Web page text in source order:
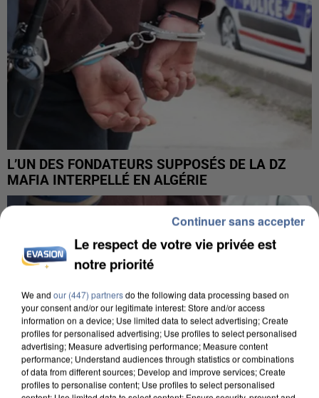
L’UN DES FONDATEURS SUPPOSÉS DE LA DZ
MAFIA INTERPELLÉ EN ALGÉRIE
Le respect de votre vie privée est
notre priorité
We and our (447) partnersdo the following data processing based on
your consent and/or our legitimate interest: Store and/or access
information on a device; Use limited data to select advertising; Create
profiles for personalised advertising; Use profiles to select personalised
advertising; Measure advertising performance; Measure content
performance; Understand audiences through statistics or combinations
of data from different sources; Develop and improve services; Create
profiles to personalise content; Use profiles to select personalised
Continuer sans accepter